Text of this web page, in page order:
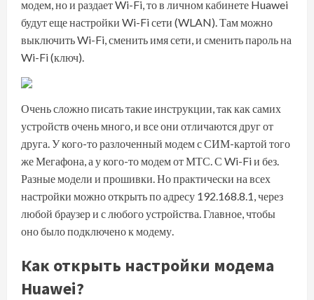
модем, но и раздает Wi-Fi, то в личном кабинете Huawei
будут еще настройки Wi-Fi сети (WLAN). Там можно
выключить Wi-Fi, сменить имя сети, и сменить пароль на
Wi-Fi (ключ).
Очень сложно писать такие инструкции, так как самих
устройств очень много, и все они отличаются друг от
друга. У кого-то разлоченный модем с СИМ-картой того
же Мегафона, а у кого-то модем от МТС. С Wi-Fi и без.
Разные модели и прошивки. Но практически на всех
настройки можно открыть по адресу 192.168.8.1, через
любой браузер и с любого устройства. Главное, чтобы
оно было подключено к модему.
Как открыть настройки модема
Huawei?